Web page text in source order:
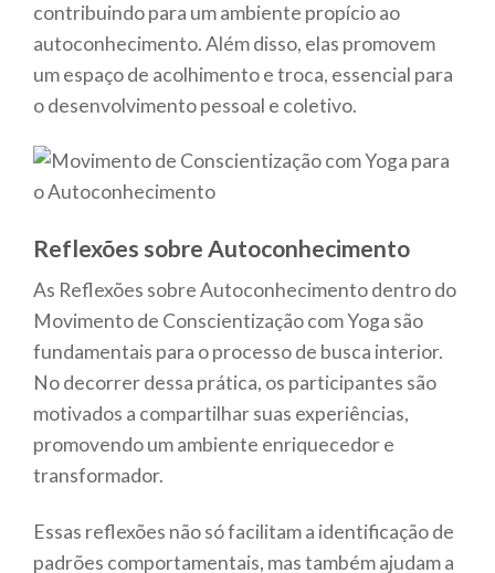
contribuindo para um ambiente propício ao
autoconhecimento. Além disso, elas promovem
um espaço de acolhimento e troca, essencial para
o desenvolvimento pessoal e coletivo.
Reflexões sobre Autoconhecimento
As Reflexões sobre Autoconhecimento dentro do
Movimento de Conscientização com Yoga são
fundamentais para o processo de busca interior.
No decorrer dessa prática, os participantes são
motivados a compartilhar suas experiências,
promovendo um ambiente enriquecedor e
transformador.
Essas reflexões não só facilitam a identificação de
padrões comportamentais, mas também ajudam a